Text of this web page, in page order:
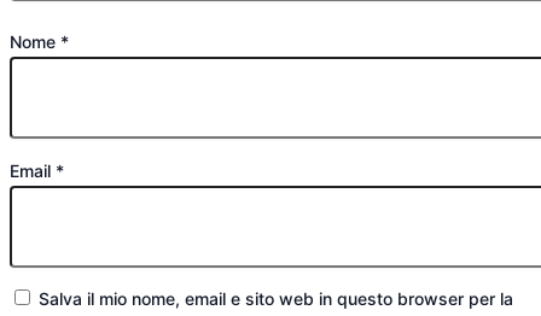
Nome *
Email *
Salva il mio nome, email e sito web in questo browser per la